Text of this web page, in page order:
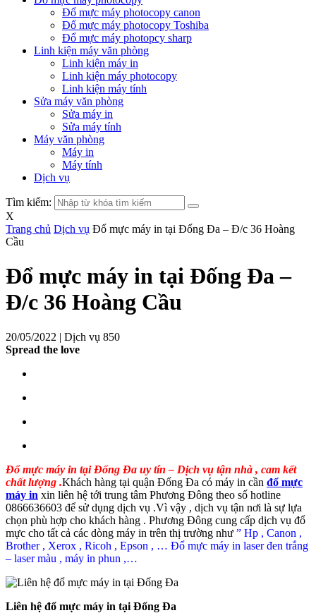
Đổ mực máy photocopy canon
Đổ mực máy photocopy Toshiba
Đổ mực máy photopcy sharp
Linh kiện máy văn phòng
Linh kiện máy in
Linh kiện máy photocopy
Linh kiện máy tính
Sửa máy văn phòng
Sửa máy in
Sửa máy tính
Máy văn phòng
Máy in
Máy tính
Dịch vụ
Tìm kiếm:
X
Trang chủ Dịch vụ Đổ mực máy in tại Đống Đa – Đ/c 36 Hoàng
Cầu
Đổ mực máy in tại Đống Đa –
Đ/c 36 Hoàng Cầu
20/05/2022 | Dịch vụ 850
Spread the love
Đổ mực máy in tại Đống Đa uy tín – Dịch vụ tận nhà , cam kết
chất lượng .Khách hàng tại quận Đống Đa có máy in cần đổ mực
máy in xin liên hệ tới trung tâm Phương Đông theo số hotline
0866636603 để sử dụng dịch vụ .Vì vậy , dịch vụ tận nơi là sự lựa
chọn phù hợp cho khách hàng . Phương Đông cung cấp dịch vụ đổ
mực cho tất cả các dòng máy in trên thị trường như ” Hp , Canon ,
Brother , Xerox , Ricoh , Epson , … Đổ mực máy in laser đen trắng
– laser màu , máy in phun ,…
Liên hệ đổ mực máy in tại Đống Đa